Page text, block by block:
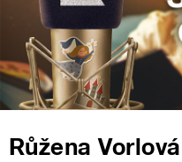
Růžena Vorlová